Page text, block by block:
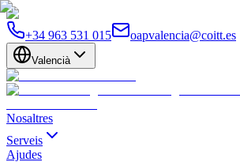
+34 963 531 015 oapvalencia@coitt.es
Valencià
Nosaltres
Serveis
Ajudes